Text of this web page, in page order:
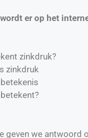
er op het
zinkdruk?
zinkdruk
geven we antwoord